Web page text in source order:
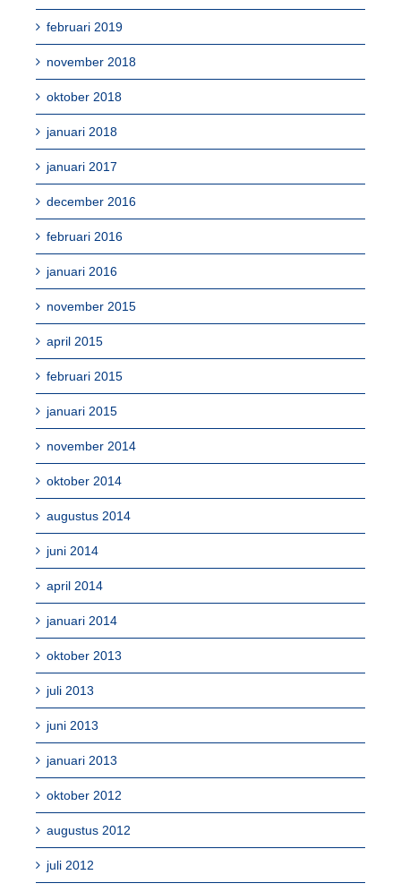
februari 2019
november 2018
oktober 2018
januari 2018
januari 2017
december 2016
februari 2016
januari 2016
november 2015
april 2015
februari 2015
januari 2015
november 2014
oktober 2014
augustus 2014
juni 2014
april 2014
januari 2014
oktober 2013
juli 2013
juni 2013
januari 2013
oktober 2012
augustus 2012
juli 2012